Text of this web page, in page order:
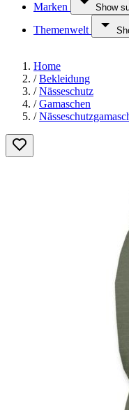
Marken Show
Themenwelt
Home
/ Bekleidung
/ Nässeschutz
/ Gamaschen
/